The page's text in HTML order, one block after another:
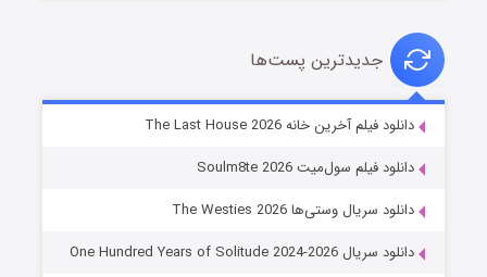
خاندان اژدها فصل ۳
جدیدترین پست‌ها
دانلود فیلم آخرین خانه The Last House 2026
دانلود فیلم سول‌میت Soulm8te 2026
دانلود سریال وستی‌ها The Westies 2026
دانلود سریال One Hundred Years of Solitude 2024-2026